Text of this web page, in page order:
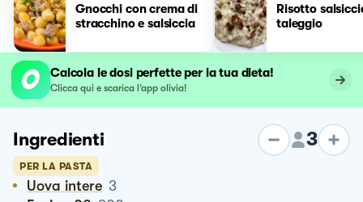
Gnocchi con crema di
stracchino e salsiccia
Risotto
taleggio
Calcola le dosi perfette per la tua dieta!
Clicca qui e scarica l’app olivia!
Ingredienti 3
PER LA PASTA
Uova intere 3